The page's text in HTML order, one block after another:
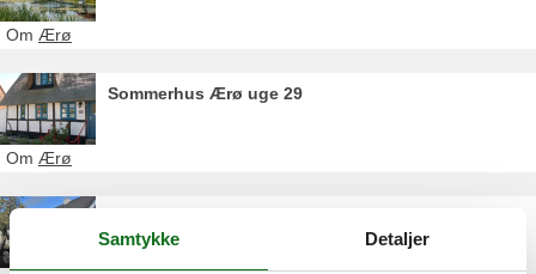
Om Ærø
Sommerhus Ærø uge 29
Om Ærø
Samtykke Detaljer